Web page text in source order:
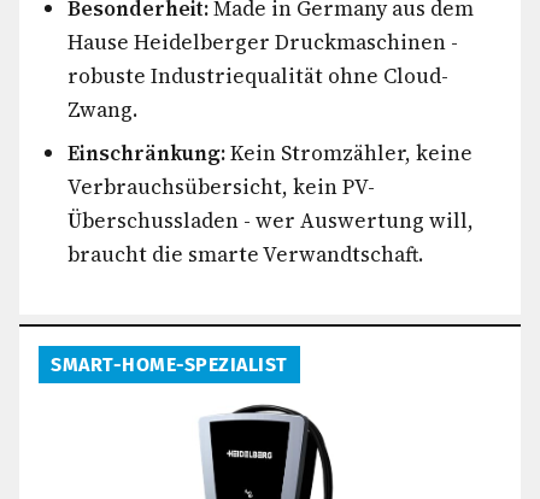
Besonderheit:Made in Germany aus dem
Hause Heidelberger Druckmaschinen -
robuste Industriequalität ohne Cloud-
Zwang.
Einschränkung:Kein Stromzähler, keine
Verbrauchsübersicht, kein PV-
Überschussladen - wer Auswertung will,
braucht die smarte Verwandtschaft.
SMART-HOME-SPEZIALIST